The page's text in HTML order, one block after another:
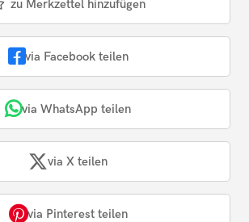
zu Merkzettel hinzufügen
via Facebook teilen
via WhatsApp teilen
via X teilen
via Pinterest teilen